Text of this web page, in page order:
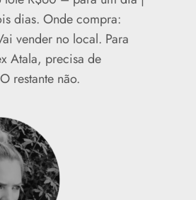
dias. Onde compra:
vender no local. Para
Atala, precisa de
restante não.